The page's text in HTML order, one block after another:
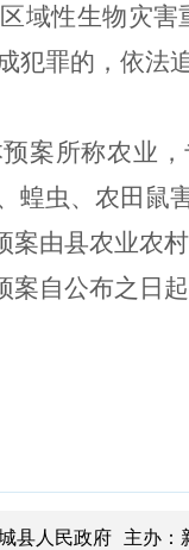
域性生物灾
犯罪的，依法
案所称农业
蝗虫、农田鼠
案由县农业农
案自公布之日
县人民政府 主办